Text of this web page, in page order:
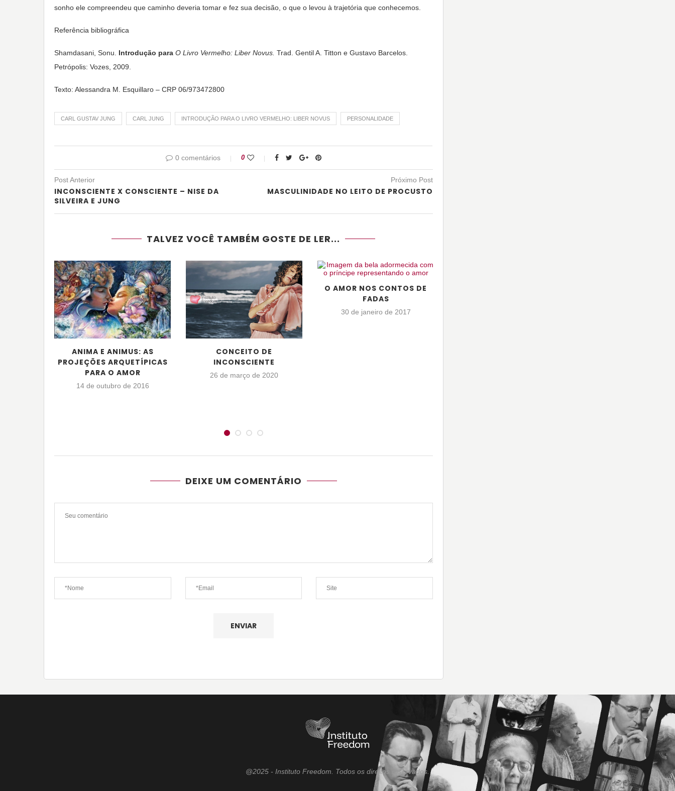
sonho ele compreendeu que caminho deveria tomar e fez sua decisão, o que o levou à trajetória que conhecemos.
Referência bibliográfica
Shamdasani, Sonu. Introdução para O Livro Vermelho: Liber Novus. Trad. Gentil A. Titton e Gustavo Barcelos.
Petrópolis: Vozes, 2009.
Texto: Alessandra M. Esquillaro – CRP 06/973472800
CARL GUSTAV JUNG CARL JUNG INTRODUÇÃO PARA O LIVRO VERMELHO: LIBER NOVUS PERSONALIDADE
0 comentários 0
Post Anterior
INCONSCIENTE X CONSCIENTE – NISE DA
SILVEIRA E JUNG
Próximo Post
MASCULINIDADE NO LEITO DE PROCUSTO
TALVEZ VOCÊ TAMBÉM GOSTE DE LER...
ANIMA E ANIMUS: AS
PROJEÇÕES ARQUETÍPICAS
PARA O AMOR
14 de outubro de 2016
CONCEITO DE
INCONSCIENTE
26 de março de 2020
O AMOR NOS CONTOS DE
FADAS
30 de janeiro de 2017
DEIXE UM COMENTÁRIO
@2025 - Instituto Freedom. Todos os direitos reservados.